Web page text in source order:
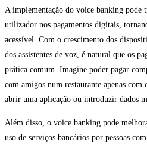
A implementação do voice banking pode
utilizador nos pagamentos digitais,
acessível. Com o crescimento dos
dos assistentes de voz, é natural que os
prática comum. Imagine poder pagar
com amigos num restaurante apenas com
abrir uma aplicação ou introduzir dados
Além disso, o voice banking pode
uso de serviços bancários por pessoas